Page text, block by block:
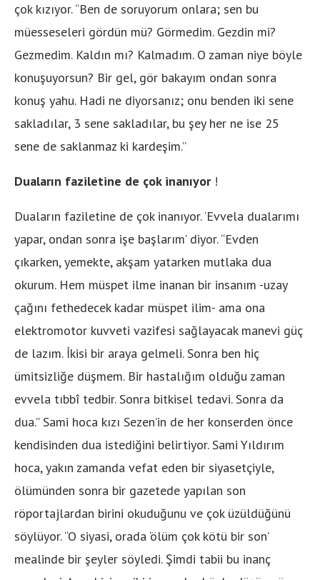
çok kızıyor. “Ben de soruyorum onlara; sen bu
müesseseleri gördün mü? Görmedim. Gezdin mi?
Gezmedim. Kaldın mı? Kalmadım. O zaman niye böyle
konuşuyorsun? Bir gel, gör bakayım ondan sonra
konuş yahu. Hadi ne diyorsanız; onu benden iki sene
sakladılar, 3 sene sakladılar, bu şey her ne ise 25
sene de saklanmaz ki kardeşim.”
Duaların faziletine de çok inanıyor !
Duaların faziletine de çok inanıyor. ‘Evvela dualarımı
yapar, ondan sonra işe başlarım’ diyor. “Evden
çıkarken, yemekte, akşam yatarken mutlaka dua
okurum. Hem müspet ilme inanan bir insanım -uzay
çağını fethedecek kadar müspet ilim- ama ona
elektromotor kuvveti vazifesi sağlayacak manevi güç
de lazım. İkisi bir araya gelmeli. Sonra ben hiç
ümitsizliğe düşmem. Bir hastalığım olduğu zaman
evvela tıbbî tedbir. Sonra bitkisel tedavi. Sonra da
dua.” Sami hoca kızı Sezen’in de her konserden önce
kendisinden dua istediğini belirtiyor. Sami Yıldırım
hoca, yakın zamanda vefat eden bir siyasetçiyle,
ölümünden sonra bir gazetede yapılan son
röportajlardan birini okuduğunu ve çok üzüldüğünü
söylüyor. “O siyasi, orada ‘ölüm çok kötü bir son’
mealinde bir şeyler söyledi. Şimdi tabii bu inanç